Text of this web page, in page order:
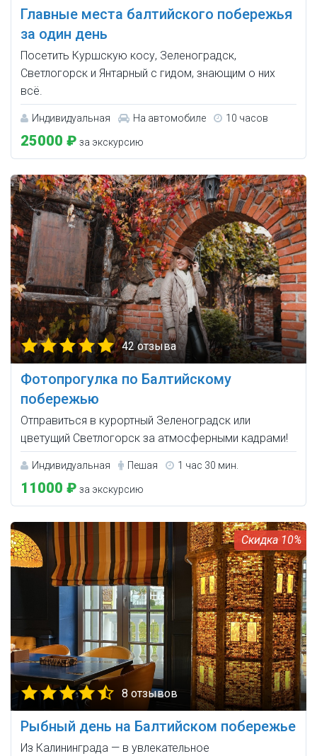
Главные места балтийского побережья
за один день
Посетить Куршскую косу, Зеленоградск,
Светлогорск и Янтарный с гидом, знающим о них
всё.
Индивидуальная На автомобиле 10 часов
25000 ₽ за экскурсию
42 отзыва
Фотопрогулка по Балтийскому
побережью
Отправиться в курортный Зеленоградск или
цветущий Светлогорск за атмосферными кадрами!
Индивидуальная Пешая 1 час 30 мин.
11000 ₽ за экскурсию
10%
8 отзывов
Рыбный день на Балтийском побережье
Из Калининграда — в увлекательное